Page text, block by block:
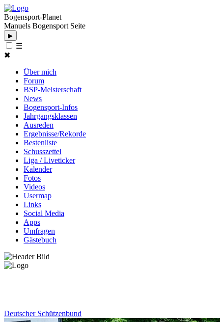
Bogensport-Planet
Manuels Bogensport Seite
▶
☰
✖
Über mich
Forum
BSP-Meisterschaft
News
Bogensport-Infos
Jahrgangsklassen
Ausreden
Ergebnisse/Rekorde
Bestenliste
Schusszettel
Liga / Liveticker
Kalender
Fotos
Videos
Usermap
Links
Social Media
Apps
Umfragen
Gästebuch
Deutscher Schützenbund